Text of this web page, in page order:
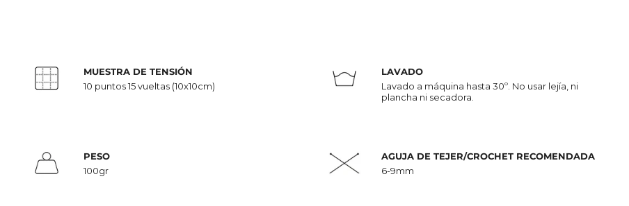
MUESTRA DE TENSIÓN
10 puntos 15 vueltas (10x10cm)
LAVADO
Lavado a máquina hasta 30º. No usar lejía, ni
plancha ni secadora.
PESO
100gr
AGUJA DE TEJER/CROCHET RECOMENDADA
6-9mm